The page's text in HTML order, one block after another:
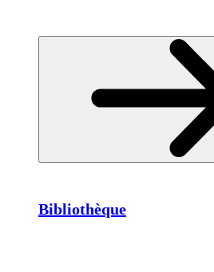
Bibliothèque